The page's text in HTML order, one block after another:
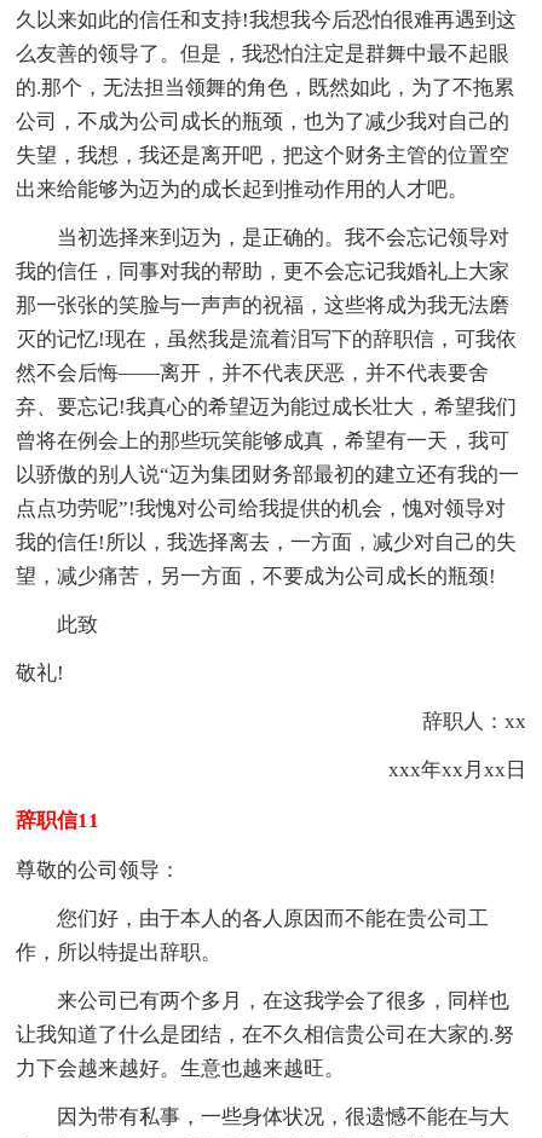
久以来如此的信任和支持!我想我今后恐怕很难再遇到这
么友善的领导了。但是，我恐怕注定是群舞中最不起眼
的.那个，无法担当领舞的角色，既然如此，为了不拖累
公司，不成为公司成长的瓶颈，也为了减少我对自己的
失望，我想，我还是离开吧，把这个财务主管的位置空
出来给能够为迈为的成长起到推动作用的人才吧。
当初选择来到迈为，是正确的。我不会忘记领导对
我的信任，同事对我的帮助，更不会忘记我婚礼上大家
那一张张的笑脸与一声声的祝福，这些将成为我无法磨
灭的记忆!现在，虽然我是流着泪写下的辞职信，可我依
然不会后悔——离开，并不代表厌恶，并不代表要舍
弃、要忘记!我真心的希望迈为能过成长壮大，希望我们
曾将在例会上的那些玩笑能够成真，希望有一天，我可
以骄傲的别人说“迈为集团财务部最初的建立还有我的一
点点功劳呢”!我愧对公司给我提供的机会，愧对领导对
我的信任!所以，我选择离去，一方面，减少对自己的失
望，减少痛苦，另一方面，不要成为公司成长的瓶颈!
此致
敬礼!
辞职人：xx
xxx年xx月xx日
辞职信11
尊敬的公司领导：
您们好，由于本人的各人原因而不能在贵公司工
作，所以特提出辞职。
来公司已有两个多月，在这我学会了很多，同样也
让我知道了什么是团结，在不久相信贵公司在大家的.努
力下会越来越好。生意也越来越旺。
因为带有私事，一些身体状况，很遗憾不能在与大